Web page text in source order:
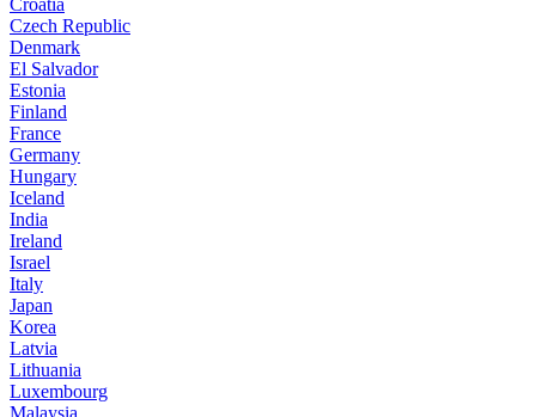
Czech Republic
Denmark
El Salvador
Estonia
Finland
France
Germany
Hungary
Iceland
India
Ireland
Israel
Italy
Japan
Korea
Latvia
Lithuania
Luxembourg
Malaysia